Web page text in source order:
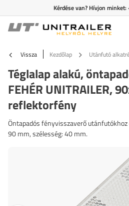
Kérdése van? Hívjon minket:
Vissza Kezdőlap Utánfutó
Téglalap alakú,
FEHÉR UNITRAILER,
reflektorfény
Öntapadós fényvisszaverő
90 mm, szélesség: 40 mm.